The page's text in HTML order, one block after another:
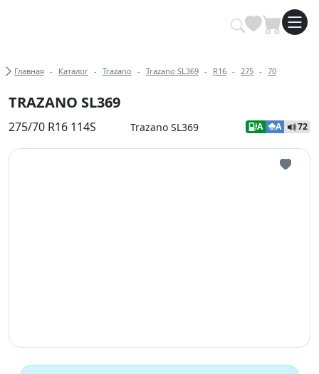
Купить автомобильные шины
Хлебные крошки
Главная Каталог Trazano Trazano SL369 R16 275 70
TRAZANO SL369
275/70 R16 114S Trazano SL369 A A 72